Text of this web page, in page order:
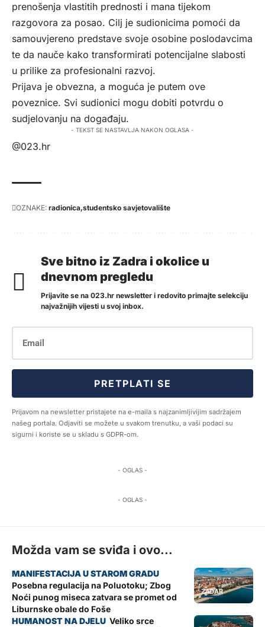
prenošenja vlastitih prednosti i mana tijekom
razgovora za posao. Cilj je sudionicima pomoći da
samouvjereno predstave svoje osobine poslodavcima
te da nauče kako transformirati potencijalne slabosti
u prilike za profesionalni razvoj.
Prijava je obvezna, a moguća je putem ove
poveznice. Svi sudionici mogu dobiti potvrdu o
sudjelovanju na događaju.
- TEKST SE NASTAVLJA NAKON OGLASA -
@023.hr
OZNAKE: radionica studentsko savjetovalište
Sve bitno iz Zadra i okolice u
dnevnom pregledu
Prijavite se na 023.hr newsletter i redovito primajte selekciju
najvažnijih vijesti u svoj inbox.
PRETPLATI SE
Prijavom na newsletter pristajete na e-maila s najzanimljivijim sadržajem
našeg portala. Odjaviti se možete u svakom trenutku, a vaši podaci su
sigurni i koriste se u skladu s GDPR-om.
- OGLAS -
- OGLAS -
Možda vam se sviđa i ovo...
ZADAR
Posebna regulacija na Poluotoku; Zbog
Noći punog miseca zatvara se promet od
Liburnske obale do Foše
Veliko srce